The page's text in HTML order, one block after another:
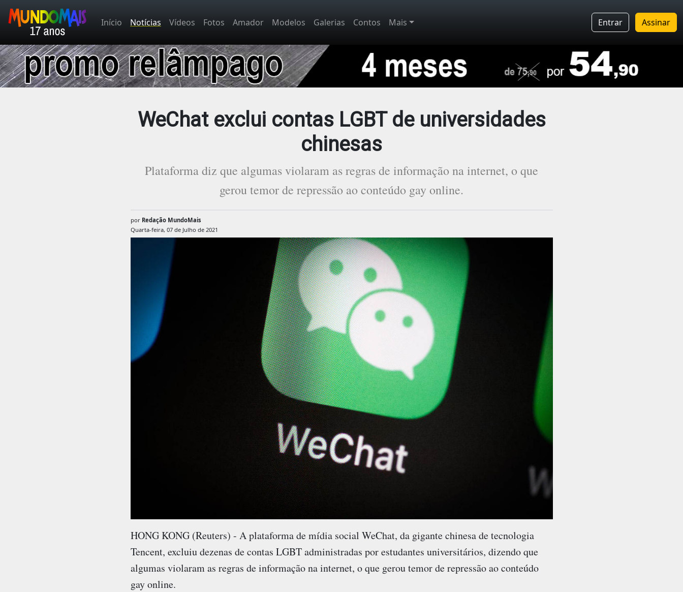
Início Notícias Vídeos Fotos Amador Modelos Galerias Contos Mais Entrar Assinar
WeChat exclui contas LGBT de universidades
chinesas
Plataforma diz que algumas violaram as regras de informação na internet, o que
gerou temor de repressão ao conteúdo gay online.
por Redação MundoMais
Quarta-feira, 07 de Julho de 2021
HONG KONG (Reuters) - A plataforma de mídia social WeChat, da gigante chinesa de tecnologia
Tencent, excluiu dezenas de contas LGBT administradas por estudantes universitários, dizendo que
algumas violaram as regras de informação na internet, o que gerou temor de repressão ao conteúdo
gay online.